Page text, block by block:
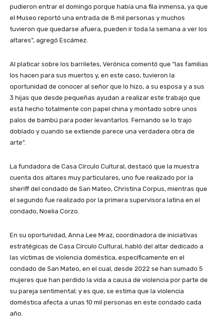
pudieron entrar el domingo porque había una fila inmensa, ya que
el Museo reportó una entrada de 8 mil personas y muchos
tuvieron que quedarse afuera, pueden ir toda la semana a ver los
altares”, agregó Escámez.
Al platicar sobre los barriletes, Verónica comentó que “las familias
los hacen para sus muertos y, en este caso, tuvieron la
oportunidad de conocer al señor que lo hizo, a su esposa y a sus
3 hijas que desde pequeñas ayudan a realizar este trabajo que
está hecho totalmente con papel china y montado sobre unos
palos de bambú para poder levantarlos. Fernando se lo trajo
doblado y cuando se extiende parece una verdadera obra de
arte”.
La fundadora de Casa Círculo Cultural, destacó que la muestra
cuenta dos altares muy particulares, uno fue realizado por la
sheriff del condado de San Mateo, Christina Corpus, mientras que
el segundo fue realizado por la primera supervisora latina en el
condado, Noelia Corzo.
En su oportunidad, Anna Lee Mraz, coordinadora de iniciativas
estratégicas de Casa Círculo Cultural, habló del altar dedicado a
las víctimas de violencia doméstica, específicamente en el
condado de San Mateo, en el cual, desde 2022 se han sumado 5
mujeres que han perdido la vida a causa de violencia por parte de
su pareja sentimental; y es que, se estima que la violencia
doméstica afecta a unas 10 mil personas en este condado cada
año.